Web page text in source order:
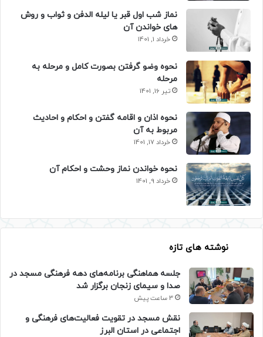
نماز شب اول قبر یا لیله الدفن و ثواب و روش
های خواندن آن
خرداد 1, 1401
نحوه وضو گرفتن بصورت کامل و مرحله به
مرحله
تیر 16, 1401
نحوه اذان و اقامه گفتن و احکام و احادیث
مربوط به آن
خرداد 17, 1401
نحوه خواندن نماز وحشت و احکام آن
خرداد 9, 1401
نوشته های تازه
جلسه هماهنگی برنامه‌های دهه فرهنگی مسجد در
صدا و سیمای زنجان برگزار شد
3 ساعت پیش
نقش مسجد در تقویت فعالیت‌های فرهنگی و
اجتماعی در استان البرز